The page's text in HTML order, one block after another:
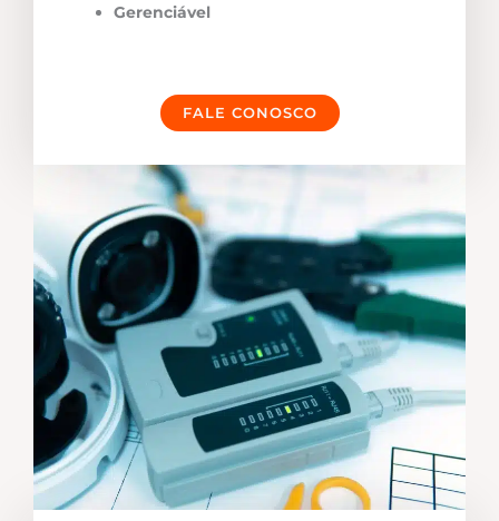
Gerenciável
FALE CONOSCO